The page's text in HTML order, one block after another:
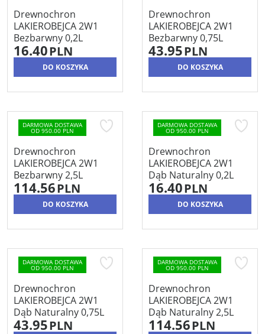
Drewnochron
LAKIEROBEJCA 2W1
Bezbarwny 0,2L
16.40PLN
DO KOSZYKA
Drewnochron
LAKIEROBEJCA 2W1
Bezbarwny 0,75L
43.95PLN
DO KOSZYKA
DARMOWA DOSTAWA
OD 950.00 PLN
Drewnochron
LAKIEROBEJCA 2W1
Bezbarwny 2,5L
114.56PLN
DO KOSZYKA
DARMOWA DOSTAWA
OD 950.00 PLN
Drewnochron
LAKIEROBEJCA 2W1
Dąb Naturalny 0,2L
16.40PLN
DO KOSZYKA
DARMOWA DOSTAWA
OD 950.00 PLN
Drewnochron
LAKIEROBEJCA 2W1
Dąb Naturalny 0,75L
43.95PLN
DARMOWA DOSTAWA
OD 950.00 PLN
Drewnochron
LAKIEROBEJCA 2W1
Dąb Naturalny 2,5L
114.56PLN